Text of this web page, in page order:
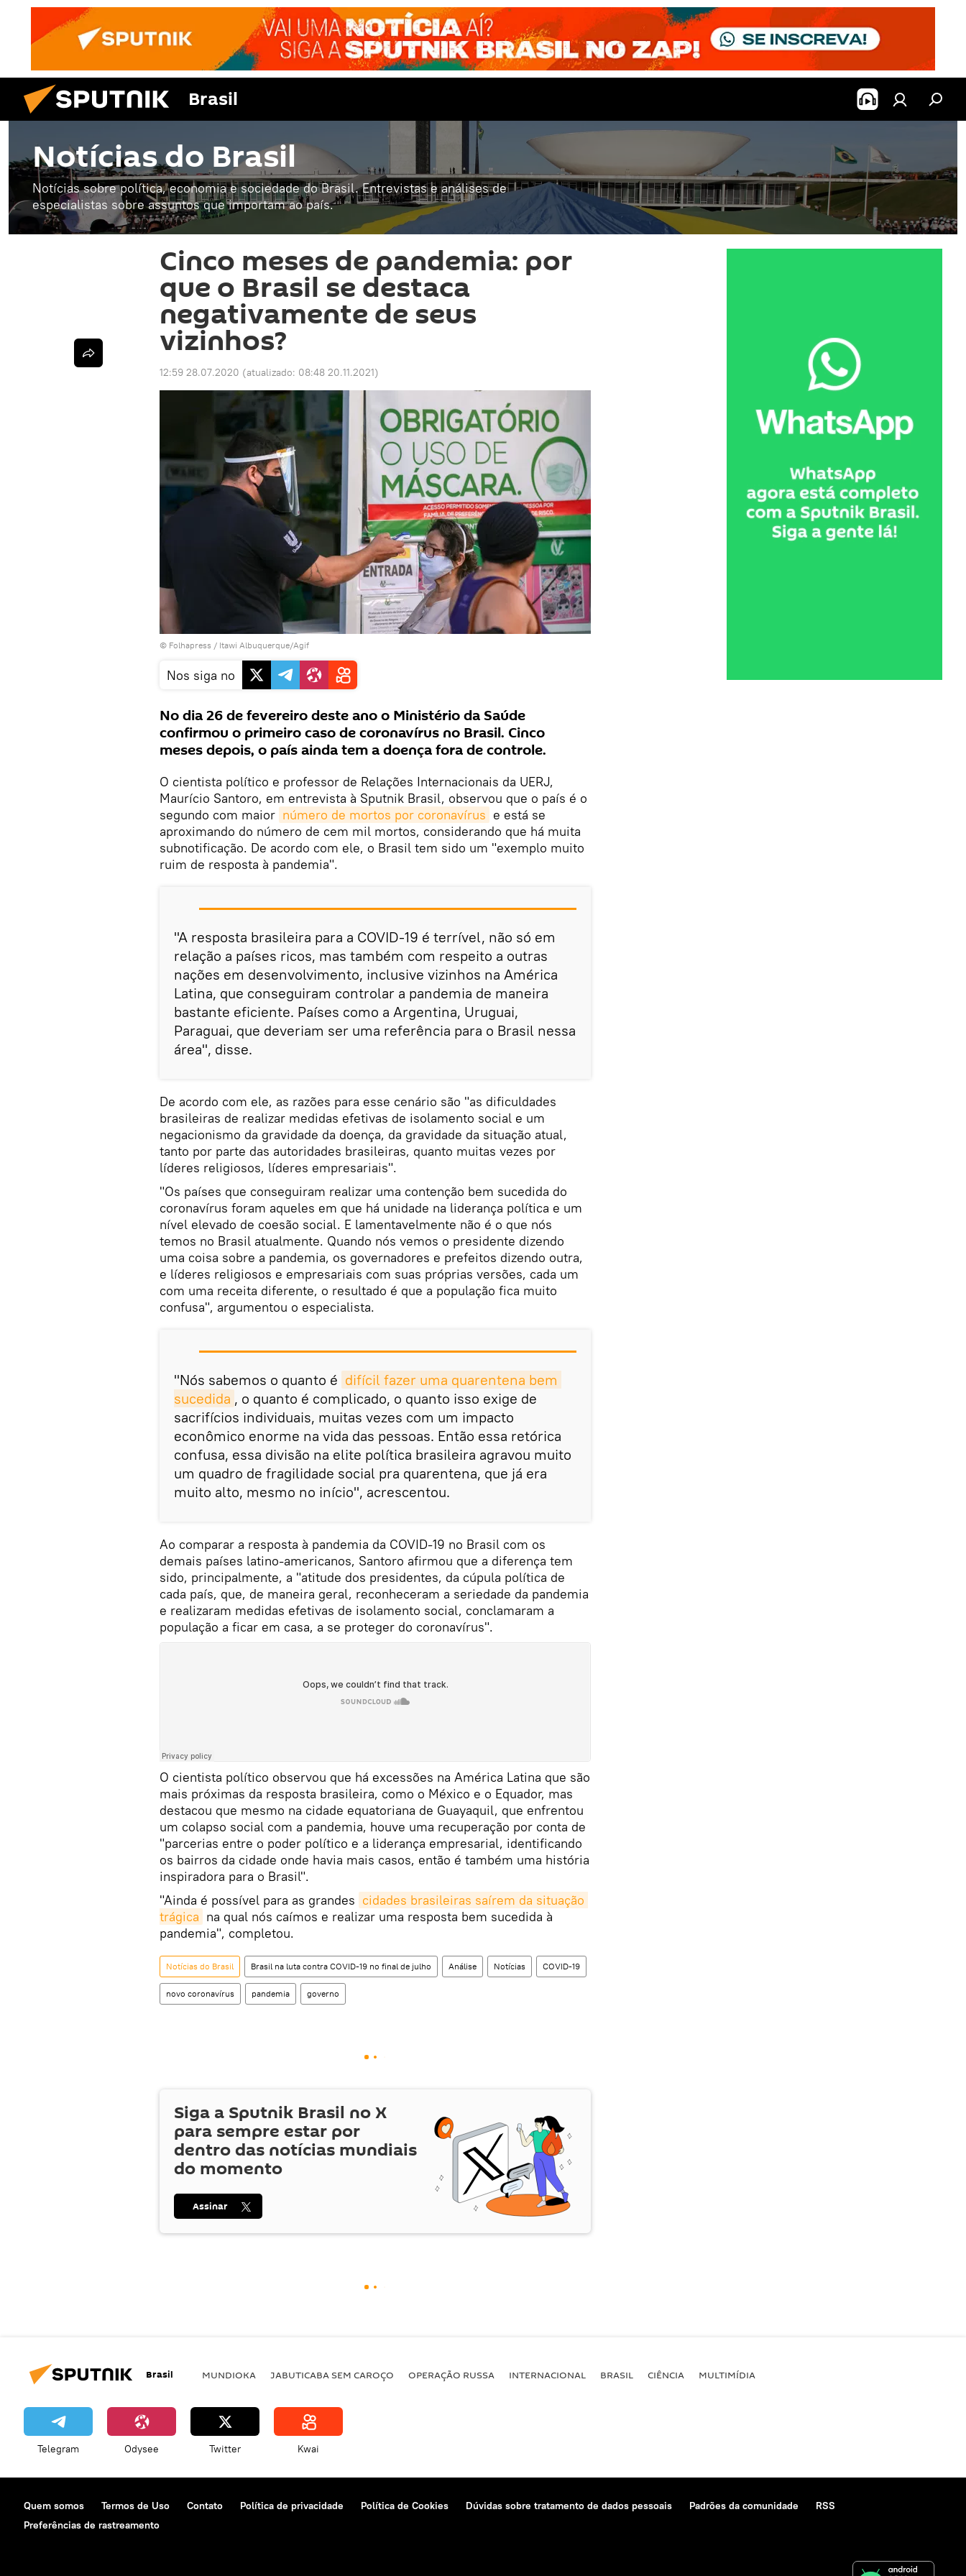
Brasil
Notícias do Brasil
Notícias sobre política, economia e sociedade do Brasil. Entrevistas e análises de
especialistas sobre assuntos que importam ao país.
Cinco meses de pandemia: por
que o Brasil se destaca
negativamente de seus
vizinhos?
12:59 28.07.2020 (atualizado: 08:48 20.11.2021)
© Folhapress / Itawi Albuquerque/Agif
Nos siga no
No dia 26 de fevereiro deste ano o Ministério da Saúde
confirmou o primeiro caso de coronavírus no Brasil. Cinco
meses depois, o país ainda tem a doença fora de controle.
O cientista político e professor de Relações Internacionais da UERJ,
Maurício Santoro, em entrevista à Sputnik Brasil, observou que o país é o
segundo com maior número de mortos por coronavírus e está se
aproximando do número de cem mil mortos, considerando que há muita
subnotificação. De acordo com ele, o Brasil tem sido um "exemplo muito
ruim de resposta à pandemia".
"A resposta brasileira para a COVID-19 é terrível, não só em
relação a países ricos, mas também com respeito a outras
nações em desenvolvimento, inclusive vizinhos na América
Latina, que conseguiram controlar a pandemia de maneira
bastante eficiente. Países como a Argentina, Uruguai,
Paraguai, que deveriam ser uma referência para o Brasil nessa
área", disse.
De acordo com ele, as razões para esse cenário são "as dificuldades
brasileiras de realizar medidas efetivas de isolamento social e um
negacionismo da gravidade da doença, da gravidade da situação atual,
tanto por parte das autoridades brasileiras, quanto muitas vezes por
líderes religiosos, líderes empresariais".
"Os países que conseguiram realizar uma contenção bem sucedida do
coronavírus foram aqueles em que há unidade na liderança política e um
nível elevado de coesão social. E lamentavelmente não é o que nós
temos no Brasil atualmente. Quando nós vemos o presidente dizendo
uma coisa sobre a pandemia, os governadores e prefeitos dizendo outra,
e líderes religiosos e empresariais com suas próprias versões, cada um
com uma receita diferente, o resultado é que a população fica muito
confusa", argumentou o especialista.
"Nós sabemos o quanto é difícil fazer uma quarentena bem
sucedida , o quanto é complicado, o quanto isso exige de
sacrifícios individuais, muitas vezes com um impacto
econômico enorme na vida das pessoas. Então essa retórica
confusa, essa divisão na elite política brasileira agravou muito
um quadro de fragilidade social pra quarentena, que já era
muito alto, mesmo no início", acrescentou.
Ao comparar a resposta à pandemia da COVID-19 no Brasil com os
demais países latino-americanos, Santoro afirmou que a diferença tem
sido, principalmente, a "atitude dos presidentes, da cúpula política de
cada país, que, de maneira geral, reconheceram a seriedade da pandemia
e realizaram medidas efetivas de isolamento social, conclamaram a
população a ficar em casa, a se proteger do coronavírus".
O cientista político observou que há excessões na América Latina que são
mais próximas da resposta brasileira, como o México e o Equador, mas
destacou que mesmo na cidade equatoriana de Guayaquil, que enfrentou
um colapso social com a pandemia, houve uma recuperação por conta de
"parcerias entre o poder político e a liderança empresarial, identificando
os bairros da cidade onde havia mais casos, então é também uma história
inspiradora para o Brasil".
"Ainda é possível para as grandes cidades brasileiras saírem da situação
trágica na qual nós caímos e realizar uma resposta bem sucedida à
pandemia", completou.
Notícias do Brasil Brasil na luta contra COVID-19 no final de julho Análise Notícias COVID-19
novo coronavírus pandemia governo
Siga a Sputnik Brasil noX
para sempre estar por
dentro das notícias mundiais
do momento
Assinar
Brasil MUNDIOKA JABUTICABA SEM CAROÇO OPERAÇÃO RUSSA INTERNACIONAL BRASIL CIÊNCIA MULTIMÍDIA
Telegram Odysee Twitter Kwai
Quem somos Termos de Uso Contato Política de privacidade Política de Cookies Dúvidas sobre tratamento de dados pessoais Padrões da comunidade
RSS
Preferências de rastreamento